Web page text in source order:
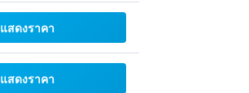
แสดงราคา
แสดงราคา